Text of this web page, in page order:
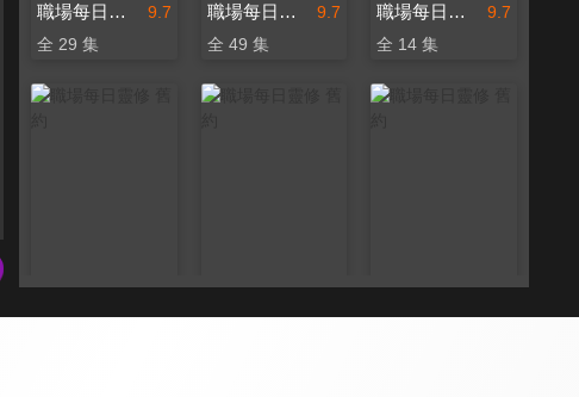
9.7
職場每日靈修 舊約
全 29 集
9.7
職場每日靈修 舊約
全 49 集
9.7
職場每日靈修 舊約
全 14 集